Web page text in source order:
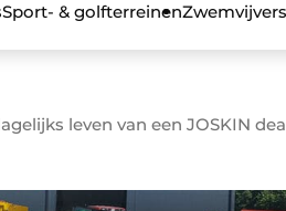
Sport- & golfterreinen
leven van een JOSKIN